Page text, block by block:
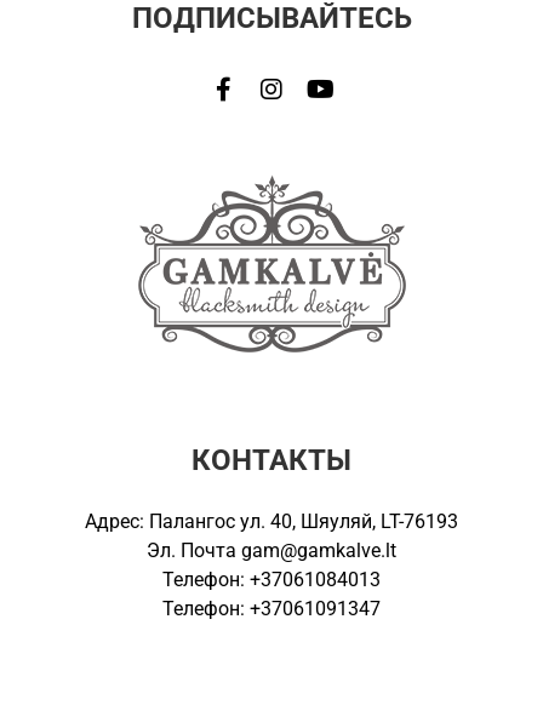
ПОДПИСЫВАЙТЕСЬ
КОНТАКТЫ
Адрес: Палангос ул. 40, Шяуляй, LT-76193
Эл. Почта gam@gamkalve.lt
Телефон: +37061084013
Телефон: +37061091347